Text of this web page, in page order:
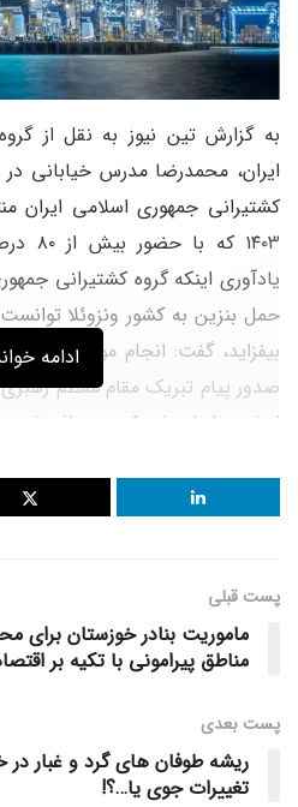
به گزارش تین نیوز به نقل از
ایران، محمدرضا مدرس خیابانی
حمل بنزین به کشور ونزوئلا
بیفزاید، گفت: انجام موفق و
صدور پیام تبریک مقام معظم
مدرس خیابانی در ادامه سخنان
خوشبختانه در آن مجمع با
کشتیرانی جمهوری اسلامی ایران
افزایش یافته است.
وی با بیان اینکه گروه کشتیرانی
ادامه
پست قبلی
ماموریت بنادر خوزستان برای
مناطق پیرامونی با تکیه بر
پست‌ بعدی
ریشه طوفان های گرد و غبار
تغییرات جوی یا…؟!